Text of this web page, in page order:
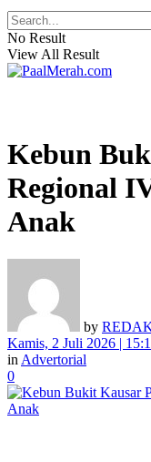
No Result
View All Result
Kebun
Regional
Anak
by
Kamis, 2 Juli 2026 |
in Advertorial
0